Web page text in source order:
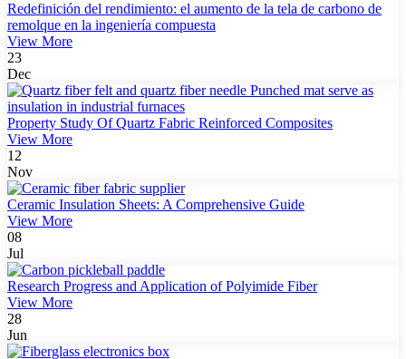
Redefinición del rendimiento: el aumento de la tela de carbono de
remolque en la ingeniería compuesta
View More
23
Dec
Property Study Of Quartz Fabric Reinforced Composites
View More
12
Nov
Ceramic Insulation Sheets: A Comprehensive Guide
View More
08
Jul
Research Progress and Application of Polyimide Fiber
View More
28
Jun